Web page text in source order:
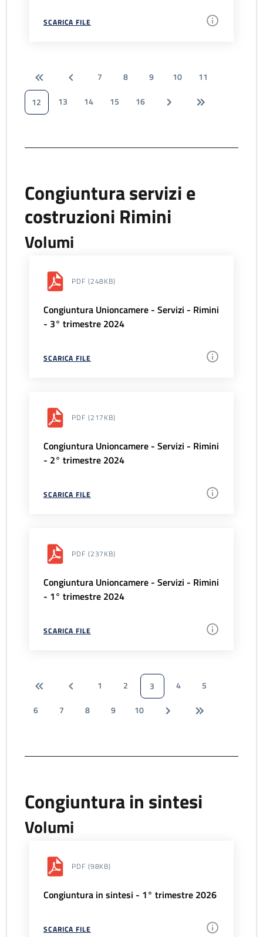
SCARICA FILE
7 8 9 10
11
12
13 14 15 16
Congiuntura servizi e
costruzioni Rimini
Volumi
PDF (248KB)
Congiuntura Unioncamere - Servizi - Rimini
- 3° trimestre 2024
SCARICA FILE
PDF (217KB)
Congiuntura Unioncamere - Servizi - Rimini
- 2° trimestre 2024
SCARICA FILE
PDF (237KB)
Congiuntura Unioncamere - Servizi - Rimini
- 1° trimestre 2024
SCARICA FILE
1 2 3 4
5
6
7 8 9 10
Congiuntura in sintesi
Volumi
PDF (98KB)
Congiuntura in sintesi - 1° trimestre 2026
SCARICA FILE